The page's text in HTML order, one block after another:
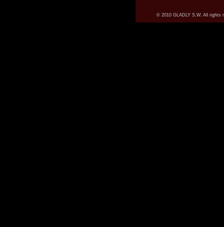
© 2010 GLADLY S.W. All